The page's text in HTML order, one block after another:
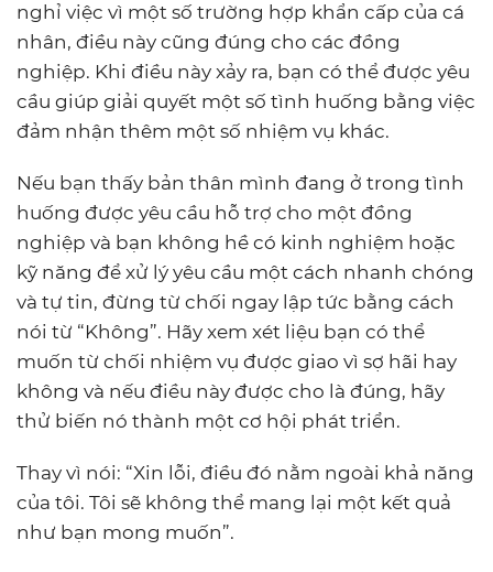
nghỉ việc vì một số trường hợp khẩn cấp của cá
nhân, điều này cũng đúng cho các đồng
nghiệp. Khi điều này xảy ra, bạn có thể được yêu
cầu giúp giải quyết một số tình huống bằng việc
đảm nhận thêm một số nhiệm vụ khác.
Nếu bạn thấy bản thân mình đang ở trong tình
huống được yêu cầu hỗ trợ cho một đồng
nghiệp và bạn không hề có kinh nghiệm hoặc
kỹ năng để xử lý yêu cầu một cách nhanh chóng
và tự tin, đừng từ chối ngay lập tức bằng cách
nói từ “Không”. Hãy xem xét liệu bạn có thể
muốn từ chối nhiệm vụ được giao vì sợ hãi hay
không và nếu điều này được cho là đúng, hãy
thử biến nó thành một cơ hội phát triển.
Thay vì nói: “Xin lỗi, điều đó nằm ngoài khả năng
của tôi. Tôi sẽ không thể mang lại một kết quả
như bạn mong muốn”.